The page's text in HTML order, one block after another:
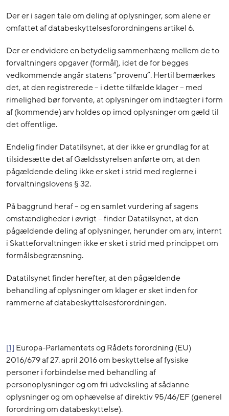
Der er i sagen tale om deling af oplysninger, som alene er
omfattet af databeskyttelsesforordningens artikel 6.
Der er endvidere en betydelig sammenhæng mellem de to
forvaltningers opgaver (formål), idet de for begges
vedkommende angår statens ”provenu”. Hertil bemærkes
det, at den registrerede – i dette tilfælde klager – med
rimelighed bør forvente, at oplysninger om indtægter i form
af (kommende) arv holdes op imod oplysninger om gæld til
det offentlige.
Endelig finder Datatilsynet, at der ikke er grundlag for at
tilsidesætte det af Gældsstyrelsen anførte om, at den
pågældende deling ikke er sket i strid med reglerne i
forvaltningslovens § 32.
På baggrund heraf – og en samlet vurdering af sagens
omstændigheder i øvrigt – finder Datatilsynet, at den
pågældende deling af oplysninger, herunder om arv, internt
i Skatteforvaltningen ikke er sket i strid med princippet om
formålsbegrænsning.
Datatilsynet finder herefter, at den pågældende
behandling af oplysninger om klager er sket inden for
rammerne af databeskyttelsesforordningen.
[1] Europa-Parlamentets og Rådets forordning (EU)
2016/679 af 27. april 2016 om beskyttelse af fysiske
personer i forbindelse med behandling af
personoplysninger og om fri udveksling af sådanne
oplysninger og om ophævelse af direktiv 95/46/EF (generel
forordning om databeskyttelse).